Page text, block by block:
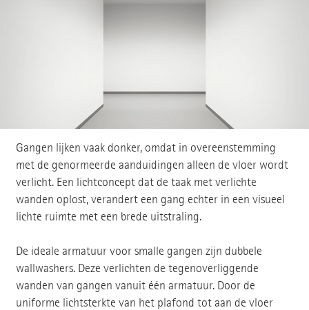
Gangen lijken vaak donker, omdat in overeenstemming
met de genormeerde aanduidingen alleen de vloer wordt
verlicht. Een lichtconcept dat de taak met verlichte
wanden oplost, verandert een gang echter in een visueel
lichte ruimte met een brede uitstraling.
De ideale armatuur voor smalle gangen zijn dubbele
wallwashers. Deze verlichten de tegenoverliggende
wanden van gangen vanuit één armatuur. Door de
uniforme lichtsterkte van het plafond tot aan de vloer